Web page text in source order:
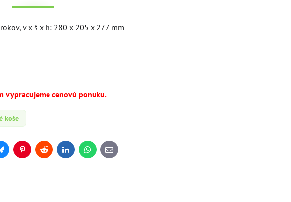
v x š x h: 280 x 205 x 277 mm
vypracujeme cenovú ponuku.
koše
BlueskyPinterestRedditLinkedInWhatsApp
E-
mail